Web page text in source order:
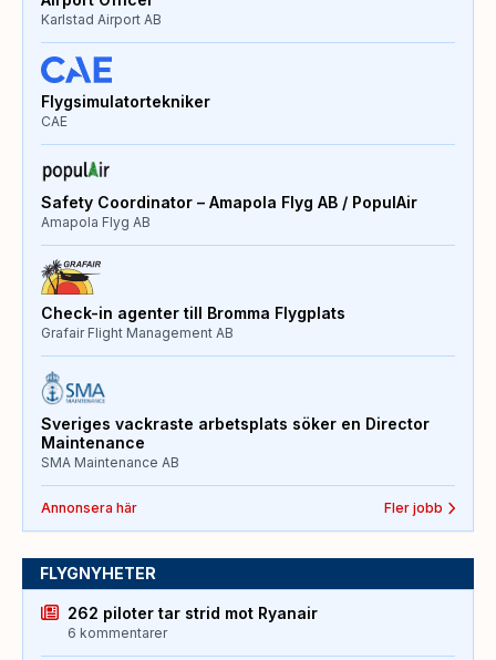
Karlstad Airport AB
Flygsimulatortekniker
CAE
Safety Coordinator – Amapola Flyg AB / PopulAir
Amapola Flyg AB
Check-in agenter till Bromma Flygplats
Grafair Flight Management AB
Sveriges vackraste arbetsplats söker en Director
Maintenance
SMA Maintenance AB
Annonsera här Fler jobb
FLYGNYHETER
262 piloter tar strid mot Ryanair
6 kommentarer